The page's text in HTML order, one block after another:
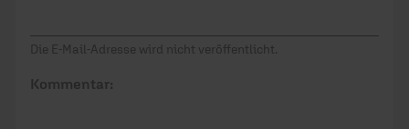
Die E-Mail-Adresse wird nicht veröffentlicht.
Kommentar: